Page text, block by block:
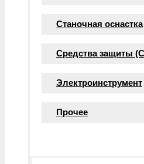
Станочная оснастка
Средства защиты
Электроинструмент
Прочее